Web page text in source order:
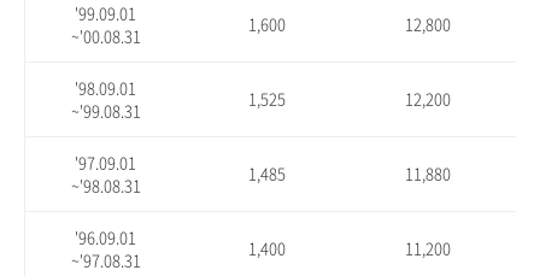
'99.09.01
~'00.08.31
1,600 12,800
'98.09.01
~'99.08.31
1,525 12,200
'97.09.01
~'98.08.31
1,485 11,880
'96.09.01
~'97.08.31
1,400 11,200